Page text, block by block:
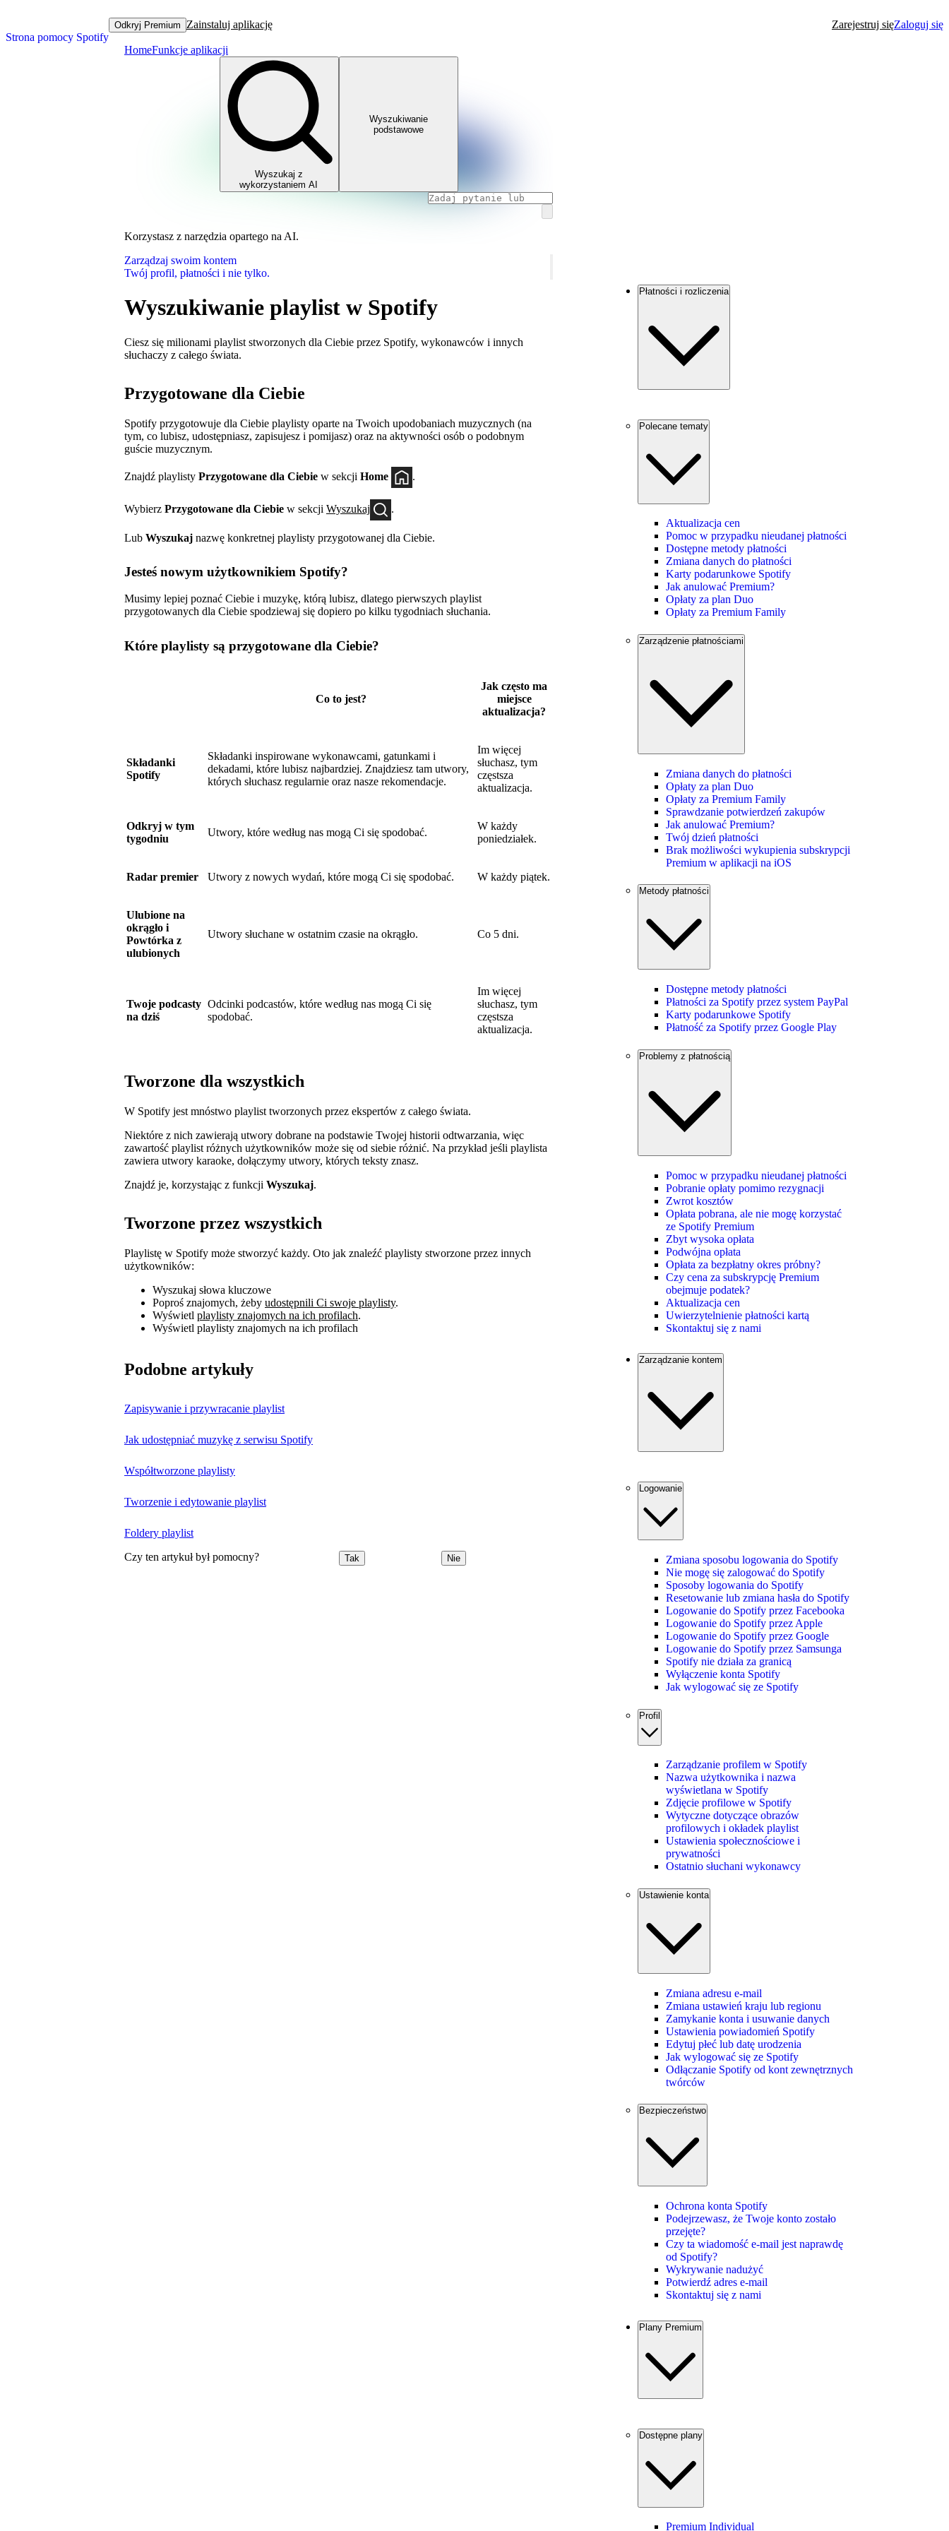
Strona pomocy Spotify
Odkryj Premium Zainstaluj aplikację Zarejestruj sięZaloguj się
HomeFunkcje aplikacji
Wyszukaj z
wykorzystaniem AI
Wyszukiwanie
podstawowe
Korzystasz z narzędzia opartego na AI.
Zarządzaj swoim kontem
Twój profil, płatności i nie tylko.
Wyszukiwanie playlist w Spotify
Ciesz się milionami playlist stworzonych dla Ciebie przez Spotify, wykonawców i innych
słuchaczy z całego świata.
Przygotowane dla Ciebie
Spotify przygotowuje dla Ciebie playlisty oparte na Twoich upodobaniach muzycznych (na
tym, co lubisz, udostępniasz, zapisujesz i pomijasz) oraz na aktywności osób o podobnym
guście muzycznym.
Znajdź playlisty Przygotowane dla Ciebie w sekcji Home
Wybierz Przygotowane dla Ciebie w sekcji Wyszukaj
Lub Wyszukaj nazwę konkretnej playlisty przygotowanej dla Ciebie.
Jesteś nowym użytkownikiem Spotify?
Musimy lepiej poznać Ciebie i muzykę, którą lubisz, dlatego pierwszych playlist
przygotowanych dla Ciebie spodziewaj się dopiero po kilku tygodniach słuchania.
Które playlisty są przygotowane dla Ciebie?
Co to jest?
Jak często ma
miejsce
aktualizacja?
Składanki
Spotify
Składanki inspirowane wykonawcami, gatunkami i
dekadami, które lubisz najbardziej. Znajdziesz tam utwory,
których słuchasz regularnie oraz nasze rekomendacje.
Im więcej
słuchasz, tym
częstsza
aktualizacja.
Odkryj w tym
tygodniu
Utwory, które według nas mogą Ci się spodobać.
W każdy
poniedziałek.
Radar premier Utwory z nowych wydań, które mogą Ci się spodobać. W każdy piątek.
Ulubione na
okrągło i
Powtórka z
ulubionych
Utwory słuchane w ostatnim czasie na okrągło. Co 5 dni.
Twoje podcasty
na dziś
Odcinki podcastów, które według nas mogą Ci się
spodobać.
Im więcej
słuchasz, tym
częstsza
aktualizacja.
Tworzone dla wszystkich
W Spotify jest mnóstwo playlist tworzonych przez ekspertów z całego świata.
Niektóre z nich zawierają utwory dobrane na podstawie Twojej historii odtwarzania, więc
zawartość playlist różnych użytkowników może się od siebie różnić. Na przykład jeśli playlista
zawiera utwory karaoke, dołączymy utwory, których teksty znasz.
Znajdź je, korzystając z funkcji Wyszukaj.
Tworzone przez wszystkich
Playlistę w Spotify może stworzyć każdy. Oto jak znaleźć playlisty stworzone przez innych
użytkowników:
Wyszukaj słowa kluczowe
Poproś znajomych, żeby udostępnili Ci swoje playlisty.
Wyświetl playlisty znajomych na ich profilach.
Wyświetl playlisty znajomych na ich profilach
Podobne artykuły
Zapisywanie i przywracanie playlist
Jak udostępniać muzykę z serwisu Spotify
Współtworzone playlisty
Tworzenie i edytowanie playlist
Foldery playlist
Czy ten artykuł był pomocny? Tak Nie
Płatności i rozliczenia
Polecane tematy
Aktualizacja cen
Pomoc w przypadku nieudanej płatności
Dostępne metody płatności
Zmiana danych do płatności
Karty podarunkowe Spotify
Jak anulować Premium?
Opłaty za plan Duo
Opłaty za Premium Family
Zarządzenie płatnościami
Zmiana danych do płatności
Opłaty za plan Duo
Opłaty za Premium Family
Sprawdzanie potwierdzeń zakupów
Jak anulować Premium?
Twój dzień płatności
Brak możliwości wykupienia subskrypcji
Premium w aplikacji na iOS
Metody płatności
Dostępne metody płatności
Płatności za Spotify przez system PayPal
Karty podarunkowe Spotify
Płatność za Spotify przez Google Play
Problemy z płatnością
Pomoc w przypadku nieudanej płatności
Pobranie opłaty pomimo rezygnacji
Zwrot kosztów
Opłata pobrana, ale nie mogę korzystać
ze Spotify Premium
Zbyt wysoka opłata
Podwójna opłata
Opłata za bezpłatny okres próbny?
Czy cena za subskrypcję Premium
obejmuje podatek?
Aktualizacja cen
Uwierzytelnienie płatności kartą
Skontaktuj się z nami
Zarządzanie kontem
Logowanie
Zmiana sposobu logowania do Spotify
Nie mogę się zalogować do Spotify
Sposoby logowania do Spotify
Resetowanie lub zmiana hasła do Spotify
Logowanie do Spotify przez Facebooka
Logowanie do Spotify przez Apple
Logowanie do Spotify przez Google
Logowanie do Spotify przez Samsunga
Spotify nie działa za granicą
Wyłączenie konta Spotify
Jak wylogować się ze Spotify
Profil
Zarządzanie profilem w Spotify
Nazwa użytkownika i nazwa
wyświetlana w Spotify
Zdjęcie profilowe w Spotify
Wytyczne dotyczące obrazów
profilowych i okładek playlist
Ustawienia społecznościowe i
prywatności
Ostatnio słuchani wykonawcy
Ustawienie konta
Zmiana adresu e-mail
Zmiana ustawień kraju lub regionu
Zamykanie konta i usuwanie danych
Ustawienia powiadomień Spotify
Edytuj płeć lub datę urodzenia
Jak wylogować się ze Spotify
Odłączanie Spotify od kont zewnętrznych
twórców
Bezpieczeństwo
Ochrona konta Spotify
Podejrzewasz, że Twoje konto zostało
przejęte?
Czy ta wiadomość e-mail jest naprawdę
od Spotify?
Wykrywanie nadużyć
Potwierdź adres e-mail
Skontaktuj się z nami
Plany Premium
Dostępne plany
Premium Individual